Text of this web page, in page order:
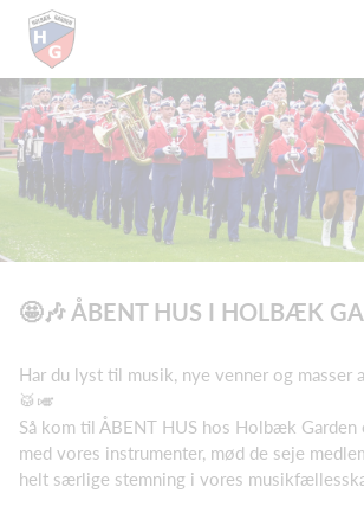
🤩🎶 ÅBENT HUS I HOLBÆK
Har du lyst til musik, nye venner og masser
🥁🎺
Så kom til ÅBENT HUS hos Holbæk
med vores instrumenter, mød de seje
helt særlige stemning i vores